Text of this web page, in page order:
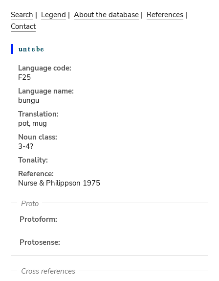
Search | Legend |About the database | References |
Contact
Language code:
F25
Language name:
bungu
Translation:
pot, mug
Noun class:
3-4?
Tonality:
Reference:
Nurse & Philippson 1975
Proto
Protoform:
Protosense:
Cross references